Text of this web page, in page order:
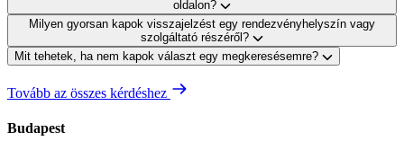
oldalon?
Milyen gyorsan kapok visszajelzést egy rendezvényhelyszín vagy
szolgáltató részéről?
Mit tehetek, ha nem kapok választ egy megkeresésemre?
Tovább az összes kérdéshez
Budapest